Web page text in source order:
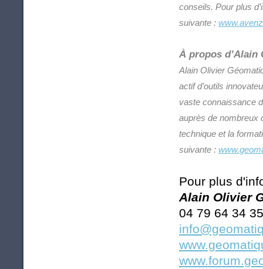
conseils. Pour plus
suivante :
À propos d’Alain
Alain Olivier
actif d’outils
vaste connaissance
auprès de nombreux
technique et la
suivante :
Pour plus
Alain Olivier
04 79 64 34 35